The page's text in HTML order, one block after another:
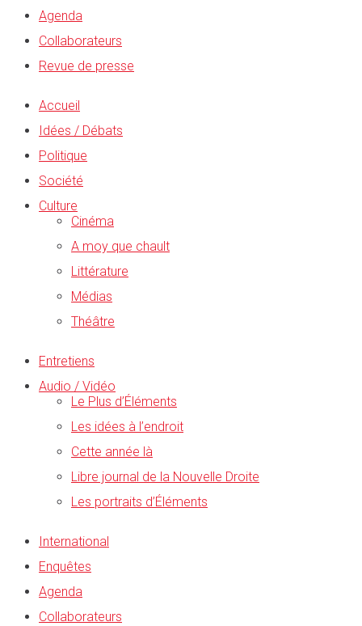
Agenda
Collaborateurs
Revue de presse
Accueil
Idées / Débats
Politique
Société
Culture
Cinéma
A moy que chault
Littérature
Médias
Théâtre
Entretiens
Audio / Vidéo
Le Plus d’Éléments
Les idées à l’endroit
Cette année là
Libre journal de la Nouvelle Droite
Les portraits d’Éléments
International
Enquêtes
Agenda
Collaborateurs